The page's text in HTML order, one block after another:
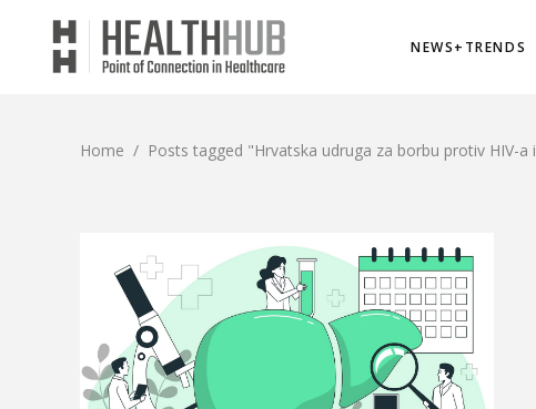
NEWS+TRENDS
Home / Posts tagged "Hrvatska udruga za borbu protiv HIV-a